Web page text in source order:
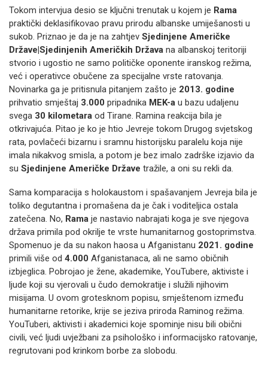
Tokom intervjua desio se ključni trenutak u kojem je Rama
praktički deklasifikovao pravu prirodu albanske umiješanosti u
sukob. Priznao je da je na zahtjev Sjedinjene Američke
Države|Sjedinjenih Američkih Država na albanskoj teritoriji
stvorio i ugostio ne samo političke oponente iranskog režima,
već i operativce obučene za specijalne vrste ratovanja.
Novinarka ga je pritisnula pitanjem zašto je 2013. godine
prihvatio smještaj 3.000 pripadnika MEK-a u bazu udaljenu
svega 30 kilometara od Tirane. Ramina reakcija bila je
otkrivajuća. Pitao je ko je htio Jevreje tokom Drugog svjetskog
rata, povlačeći bizarnu i sramnu historijsku paralelu koja nije
imala nikakvog smisla, a potom je bez imalo zadrške izjavio da
su Sjedinjene Američke Države tražile, a oni su rekli da.
Sama komparacija s holokaustom i spašavanjem Jevreja bila je
toliko degutantna i promašena da je čak i voditeljica ostala
zatečena. No, Rama je nastavio nabrajati koga je sve njegova
država primila pod okrilje te vrste humanitarnog gostoprimstva.
Spomenuo je da su nakon haosa u Afganistanu 2021. godine
primili više od 4.000 Afganistanaca, ali ne samo običnih
izbjeglica. Pobrojao je žene, akademike, YouTubere, aktiviste i
ljude koji su vjerovali u čudo demokratije i služili njihovim
misijama. U ovom grotesknom popisu, smještenom između
humanitarne retorike, krije se jeziva priroda Raminog režima.
YouTuberi, aktivisti i akademici koje spominje nisu bili obični
civili, već ljudi uvježbani za psihološko i informacijsko ratovanje,
regrutovani pod krinkom borbe za slobodu.